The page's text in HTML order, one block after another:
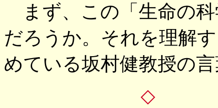
まず、この「生命の
だろうか。それを理解
めている坂村健教授の
◇